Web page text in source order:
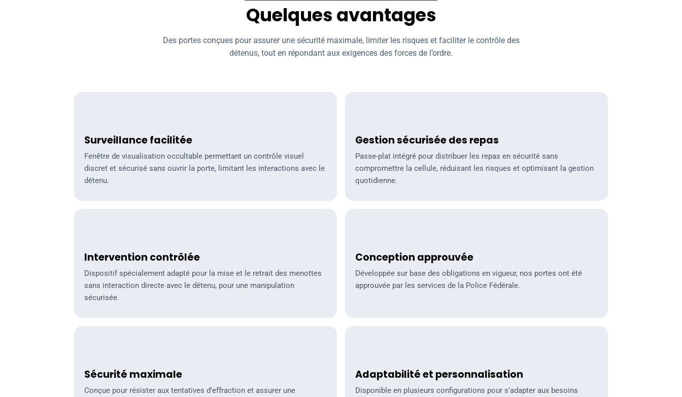
Quelques avantages
Des portes conçues pour assurer une sécurité maximale, limiter les risques et faciliter le contrôle des
détenus, tout en répondant aux exigences des forces de l’ordre.
Surveillance facilitée
Fenêtre de visualisation occultable permettant un contrôle visuel
discret et sécurisé sans ouvrir la porte, limitant les interactions avec le
détenu.
Gestion sécurisée des repas
Passe-plat intégré pour distribuer les repas en sécurité sans
compromettre la cellule, réduisant les risques et optimisant la gestion
quotidienne.
Intervention contrôlée
Dispositif spécialement adapté pour la mise et le retrait des menottes
sans interaction directe avec le détenu, pour une manipulation
sécurisée.
Conception approuvée
Développée sur base des obligations en vigueur, nos portes ont été
approuvée par les services de la Police Fédérale.
Sécurité maximale
Conçue pour résister aux tentatives d’effraction et assurer une
Adaptabilité et personnalisation
Disponible en plusieurs configurations pour s’adapter aux besoins